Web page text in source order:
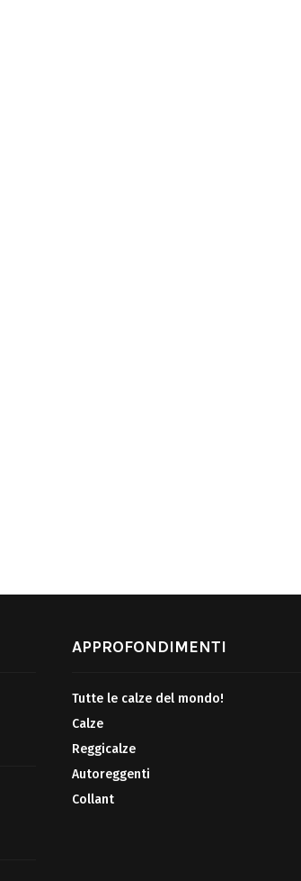
APPROFONDIMENTI
Tutte le calze del mondo!
Calze
Reggicalze
Autoreggenti
Collant